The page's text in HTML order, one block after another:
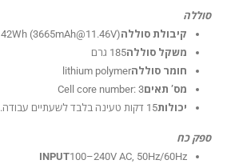
סוללה
קיבולת סוללה
42Wh (3665mAh@11.46V)
משקל סוללה185 גרם
חומר סוללהlithium polymer
מס’ תאיםCell core number: 3
יכולות15 דקות טעינה בלבד לשעתיים עבודה.
ספק כח
INPUT100–240V AC, 50Hz/60Hz